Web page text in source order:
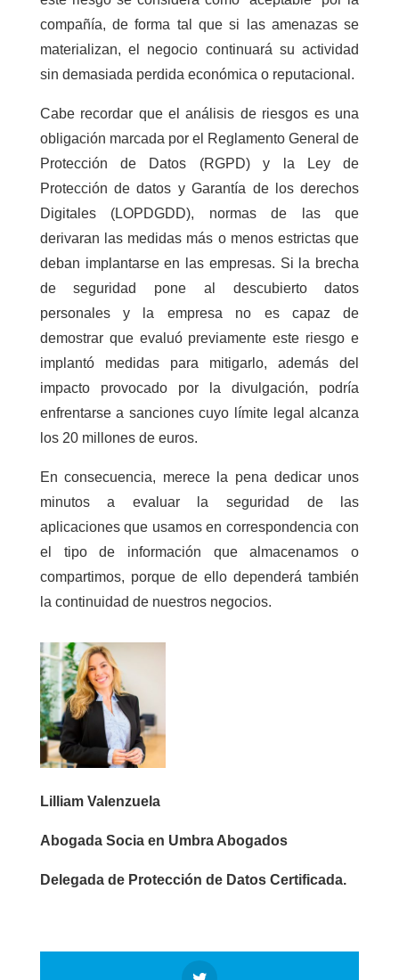
compañía, de forma tal que si las amenazas se
materializan, el negocio continuará su actividad
sin demasiada perdida económica o reputacional.
Cabe recordar que el análisis de riesgos es una
obligación marcada por el Reglamento General de
Protección de Datos (RGPD) y la Ley de
Protección de datos y Garantía de los derechos
Digitales (LOPDGDD), normas de las que
derivaran las medidas más o menos estrictas que
deban implantarse en las empresas. Si la brecha
de seguridad pone al descubierto datos
personales y la empresa no es capaz de
demostrar que evaluó previamente este riesgo e
implantó medidas para mitigarlo, además del
impacto provocado por la divulgación, podría
enfrentarse a sanciones cuyo límite legal alcanza
los 20 millones de euros.
En consecuencia, merece la pena dedicar unos
minutos a evaluar la seguridad de las
aplicaciones que usamos en correspondencia con
el tipo de información que almacenamos o
compartimos, porque de ello dependerá también
la continuidad de nuestros negocios.
Lilliam Valenzuela
Abogada Socia en Umbra Abogados
Delegada de Protección de Datos Certificada.